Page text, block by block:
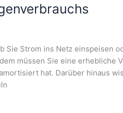
Sie Strom ins Netz einspeisen
müssen Sie eine erhebliche
hat. Darüber hinaus